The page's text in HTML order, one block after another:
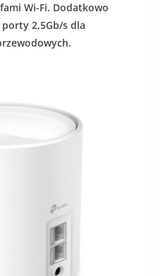
Wi-Fi. Dodatkowo
2,5Gb/s dla